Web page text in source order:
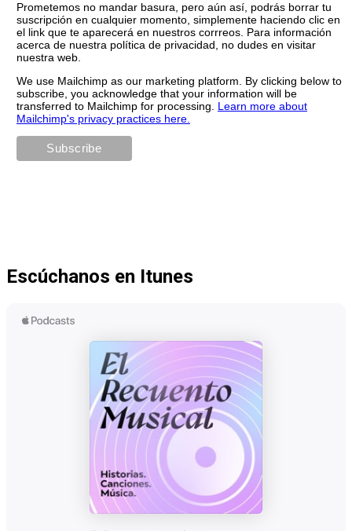
Prometemos no mandar basura, pero aún así, podrás borrar tu
suscripción en cualquier momento, simplemente haciendo clic en
el link que te aparecerá en nuestros corrreos. Para información
acerca de nuestra política de privacidad, no dudes en visitar
nuestra web.
We use Mailchimp as our marketing platform. By clicking below to
subscribe, you acknowledge that your information will be
transferred to Mailchimp for processing. Learn more about
Mailchimp's privacy practices here.
Escúchanos en Itunes